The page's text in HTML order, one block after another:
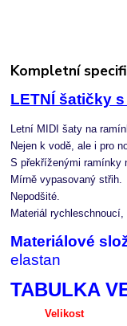
Kompletní
LETNÍ šatičky
Letní MIDI šaty na
Nejen k vodě, ale i pro
S překříženými ramínky
Mírně vypasovaný střih.
Nepodšité.
Materiál
Materiálové
elastan
TABULKA
Velikost